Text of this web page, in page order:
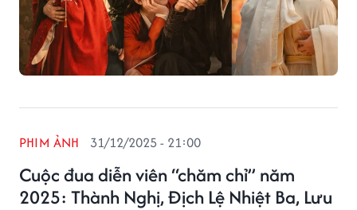
Cuộc đua diễn viên “chăm chỉ” năm
2025: Thành Nghị, Địch Lệ Nhiệt Ba, Lưu
PHIM ẢNH 31/12/2025 - 21:00